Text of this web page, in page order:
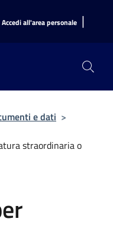
Accedi all'area personale |
e dati >
straordinaria o